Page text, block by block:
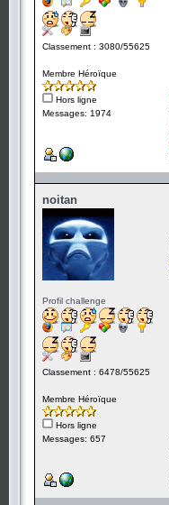
Classement : 3080/55625
Membre Héroïque
Hors ligne
Messages: 1974
noitan
Profil challenge
Classement : 6478/55625
Membre Héroïque
Hors ligne
Messages: 657